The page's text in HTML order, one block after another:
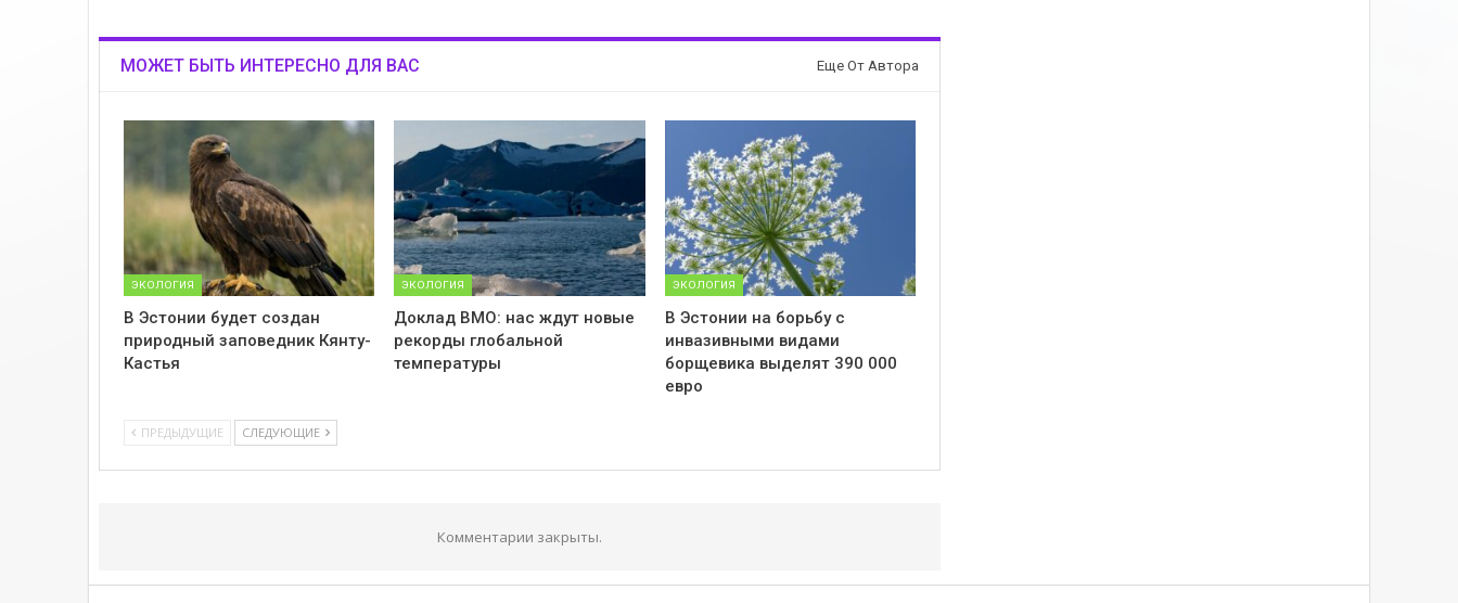
МОЖЕТ БЫТЬ ИНТЕРЕСНО ДЛЯ ВАС Еще От Автора
ЭКОЛОГИЯ
В Эстонии будет создан
природный заповедник Кянту-
Кастья
ЭКОЛОГИЯ
Доклад ВМО: нас ждут новые
рекорды глобальной
температуры
ЭКОЛОГИЯ
В Эстонии на борьбу с
инвазивными видами
борщевика выделят 390 000
евро
ПРЕДЫДУЩИЕ СЛЕДУЮЩИЕ
Комментарии закрыты.